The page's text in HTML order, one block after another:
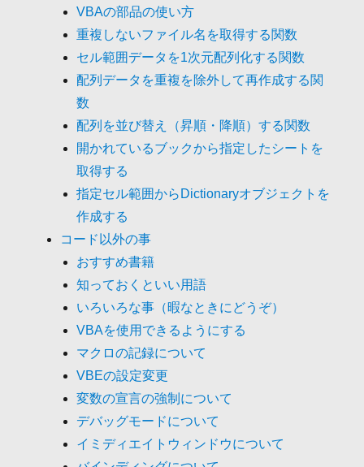
VBAの部品の使い方
重複しないファイル名を取得する関数
セル範囲データを1次元配列化する関数
配列データを重複を除外して再作成する関
数
配列を並び替え（昇順・降順）する関数
開かれているブックから指定したシートを
取得する
指定セル範囲からDictionaryオブジェクトを
作成する
コード以外の事
おすすめ書籍
知っておくといい用語
いろいろな事（暇なときにどうぞ）
VBAを使用できるようにする
マクロの記録について
VBEの設定変更
変数の宣言の強制について
デバッグモードについて
イミディエイトウィンドウについて